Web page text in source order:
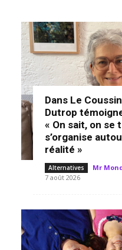
Dans Le
Dutrop
« On sait, on se
s’organise
réalité »
Alternatives Mr
7 août 2026